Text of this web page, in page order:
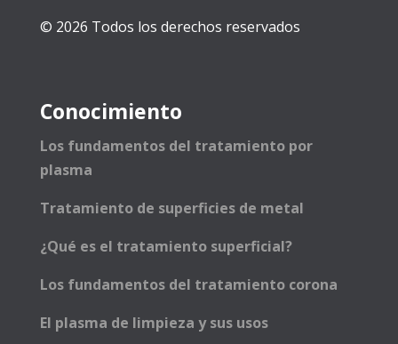
© 2026 Todos los derechos reservados
Conocimiento
Los fundamentos del tratamiento por
plasma
Tratamiento de superficies de metal
¿Qué es el tratamiento superficial?
Los fundamentos del tratamiento corona
El plasma de limpieza y sus usos